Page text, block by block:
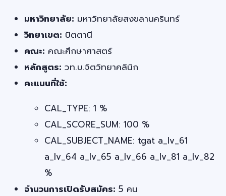
มหาวิทยาลัย: มหาวิทยาลัยสงขลานครินทร์
วิทยาเขต: ปัตตานี
คณะ: คณะศึกษาศาสตร์
หลักสูตร: วท.บ.จิตวิทยาคลินิก
คะแนนที่ใช้:
CAL_TYPE: 1 %
CAL_SCORE_SUM: 100 %
CAL_SUBJECT_NAME: tgat a_lv_61
a_lv_64 a_lv_65 a_lv_66 a_lv_81 a_lv_82
%
จำนวนการเปิดรับสมัคร: 5 คน